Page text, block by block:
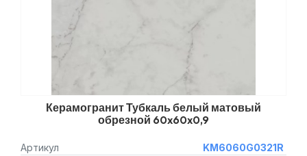
Керамогранит Тубкаль белый матовый
обрезной 60x60x0,9
Артикул
KM6060G0321R